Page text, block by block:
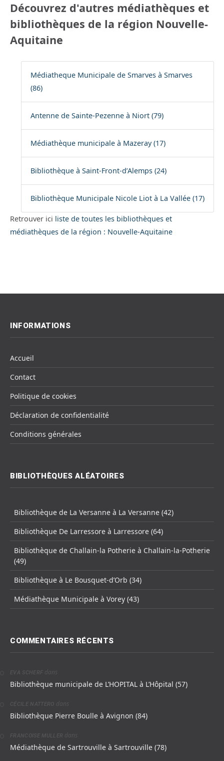
Découvrez d'autres médiathèques et
bibliothèques de la région Nouvelle-
Aquitaine
Médiatheque Municipale de Smarves à Smarves
(86)
Antenne de Sainte-Pezenne à Niort (79)
Médiathèque municipale à Mazeray (17)
Bibliothèque à Saint-Front-d’Alemps (24)
Bibliothèque Municipale Nicole Liot à La Vallée (17)
Retrouver ici liste de toutes les bibliothèques et
médiathèques de la région : Nouvelle-Aquitaine
INFORMATIONS
Accueil
Contact
Politique de cookies
Déclaration de confidentialité
Conditions générales
BIBLIOTHÈQUES ALÉATOIRES
Bibliothèque de La Versanne à La Versanne (42)
Bibliothèque De Larressore à Larressore (64)
Bibliothèque de Challain-la Potherie à Challain-la-Potherie
(49)
Bibliothèque à Le Bousquet-d’Orb (34)
Médiathèque Municipale à Vorey (43)
COMMENTAIRES RÉCENTS
EVA SCHERF dans
Bibliothèque municipale de L’HOPITAL à L’Hôpital (57)
CÉCILE NATTERO dans
Bibliothèque Pierre Boulle à Avignon (84)
FRANCOISE MULLER dans
Médiathèque de Sartrouville à Sartrouville (78)